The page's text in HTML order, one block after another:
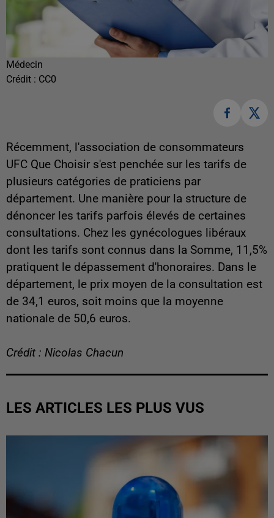
Médecin
Crédit : CC0
Récemment, l 'association de consommateurs
UFC Que Choisir s'est penchée sur les tarifs de
plusieurs catégories de praticiens par
département. Une manière pour la structure de
dénoncer les tarifs parfois élevés de certaines
consultations. Chez les gynécologues libéraux
dont les tarifs sont connus dans la Somme, 11,5%
pratiquent le dépassement d'honoraires. Dans le
département, le prix moyen de la consultation est
de 34,1 euros, soit moins que la moyenne
nationale de 50,6 euros.
Crédit : Nicolas Chacun
LES ARTICLES LES PLUS VUS